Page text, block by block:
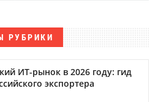
РУБРИКИ
ИТ-рынок в 2026 году: гид
экспортера